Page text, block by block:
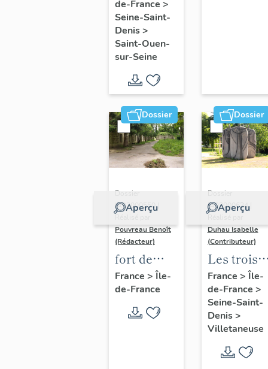
et caserne
centrale
de
pompiers
de Saint-
Ouen
de-France >
Seine-Saint-
Denis>
Saint-Ouen-
sur-Seine
Dossier
Aperçu
Dossier
IA93000550 |
Pouvreau Benoît
(Rédacteur)
fort de
Vaujours
France > Île-
de-France
Dossier
Aperçu
Dossier
IA93000634 |
Duhau Isabelle
(Contributeur)
Les trois
Parques
France > Île-
de-France >
Seine-Saint-
Denis>
Villetaneuse